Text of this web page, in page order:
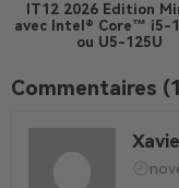
IT12 2026 Edition
avec Intel® Core™ i5-
ou U5-125U
Commentaires